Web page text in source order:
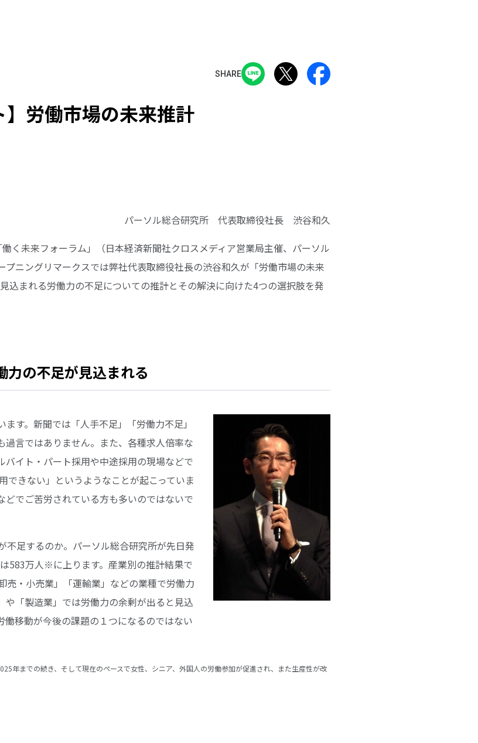
SHARE
】労働市場の未来推計
パーソル総合研究所 代表取締役社長 渋谷和久
く未来フォーラム」（日本経済新聞社クロスメディア営業局主催、パーソル
プニングリマークスでは弊社代表取締役社長の渋谷和久が「労働市場の未来
込まれる労働力の不足についての推計とその解決に向けた4つの選択肢を発
の不足が見込まれる
す。新聞では「人手不足」「労働力不足」
過言ではありません。また、各種求人倍率な
バイト・パート採用や中途採用の現場などで
できない」というようなことが起こっていま
どでご苦労されている方も多いのではないで
不足するのか。パーソル総合研究所が先日発
583万人※に上ります。産業別の推計結果で
売・小売業」「運輸業」などの業種で労働力
「製造業」では労働力の余剰が出ると見込
移動が今後の課題の１つになるのではない
年までの続き、そして現在のペースで女性、シニア、外国人の労働参加が促進され、また生産性が改